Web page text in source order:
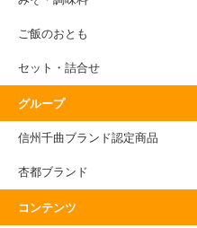
ご飯のおとも
セット・詰合せ
グループ
信州千曲ブランド認定商品
杏都ブランド
コンテンツ